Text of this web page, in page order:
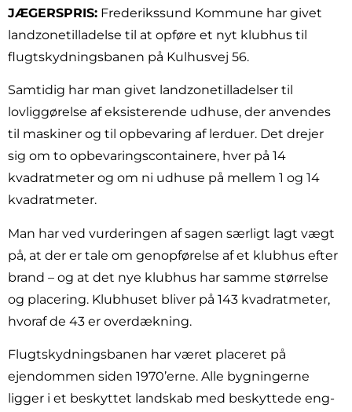
JÆGERSPRIS: Frederikssund Kommune har givet
landzonetilladelse til at opføre et nyt klubhus til
flugtskydningsbanen på Kulhusvej 56.
Samtidig har man givet landzonetilladelser til
lovliggørelse af eksisterende udhuse, der anvendes
til maskiner og til opbevaring af lerduer. Det drejer
sig om to opbevaringscontainere, hver på 14
kvadratmeter og om ni udhuse på mellem 1 og 14
kvadratmeter.
Man har ved vurderingen af sagen særligt lagt vægt
på, at der er tale om genopførelse af et klubhus efter
brand – og at det nye klubhus har samme størrelse
og placering. Klubhuset bliver på 143 kvadratmeter,
hvoraf de 43 er overdækning.
Flugtskydningsbanen har været placeret på
ejendommen siden 1970’erne. Alle bygningerne
ligger i et beskyttet landskab med beskyttede eng-